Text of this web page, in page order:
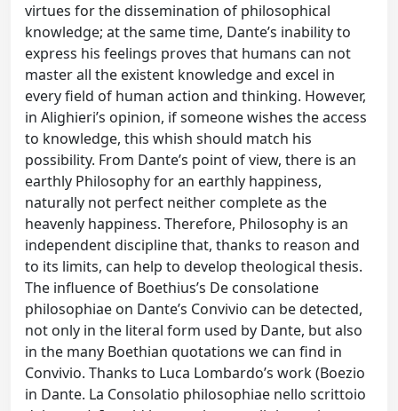
virtues for the dissemination of philosophical
knowledge; at the same time, Dante’s inability to
express his feelings proves that humans can not
master all the existent knowledge and excel in
every field of human action and thinking. However,
in Alighieri’s opinion, if someone wishes the access
to knowledge, this whish should match his
possibility. From Dante’s point of view, there is an
earthly Philosophy for an earthly happiness,
naturally not perfect neither complete as the
heavenly happiness. Therefore, Philosophy is an
independent discipline that, thanks to reason and
to its limits, can help to develop theological thesis.
The influence of Boethius’s De consolatione
philosophiae on Dante’s Convivio can be detected,
not only in the literal form used by Dante, but also
in the many Boethian quotations we can find in
Convivio. Thanks to Luca Lombardo’s work (Boezio
in Dante. La Consolatio philosophiae nello scrittoio